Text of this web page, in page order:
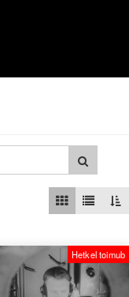
Hetkel toimub